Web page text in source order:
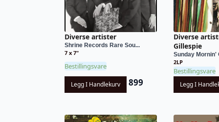
Diverse artister
Shrine Records Rare Sou...
7 x 7"
Bestillingsvare
Legg I Handlekurv 899
Diverse
Gillespie
Sunday Mornin'
2LP
Bestillingsvare
Legg I